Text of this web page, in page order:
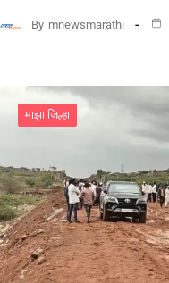
By mnewsmarathi
माझा जिल्हा